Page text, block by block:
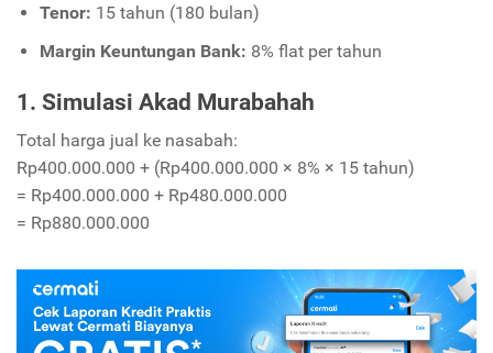
Tenor: 15 tahun (180 bulan)
Margin Keuntungan Bank: 8% flat per tahun
1. Simulasi Akad Murabahah
Total harga jual ke nasabah:
Rp400.000.000 + (Rp400.000.000 × 8% × 15 tahun)
= Rp400.000.000 + Rp480.000.000
= Rp880.000.000